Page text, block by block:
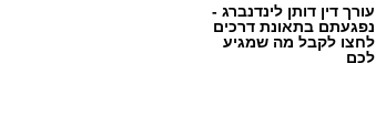
עורך דין דותן לינדנברג -
נפגעתם בתאונת דרכים
לחצו לקבל מה שמגיע
לכם